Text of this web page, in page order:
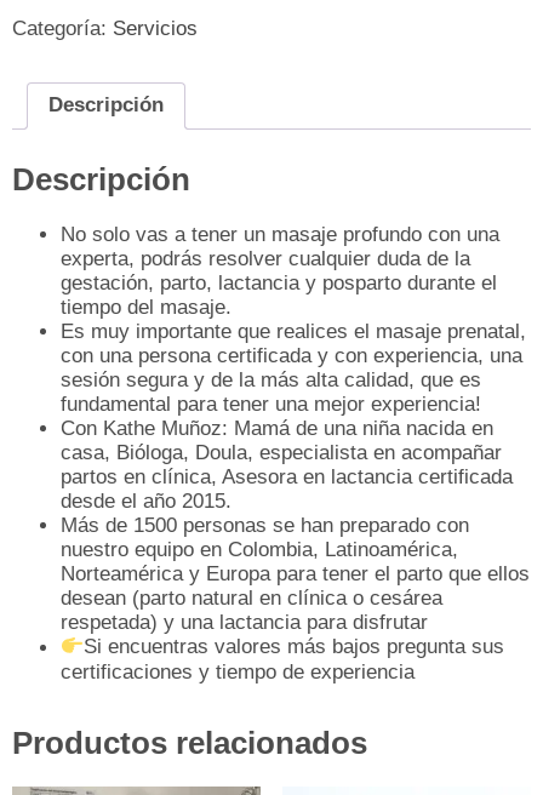
Categoría: Servicios
Descripción
Descripción
No solo vas a tener un masaje profundo con una
experta, podrás resolver cualquier duda de la
gestación, parto, lactancia y posparto durante el
tiempo del masaje.
Es muy importante que realices el masaje prenatal,
con una persona certificada y con experiencia, una
sesión segura y de la más alta calidad, que es
fundamental para tener una mejor experiencia!
Con Kathe Muñoz: Mamá de una niña nacida en
casa, Bióloga, Doula, especialista en acompañar
partos en clínica, Asesora en lactancia certificada
desde el año 2015.
Más de 1500 personas se han preparado con
nuestro equipo en Colombia, Latinoamérica,
Norteamérica y Europa para tener el parto que ellos
desean (parto natural en clínica o cesárea
respetada) y una lactancia para disfrutar
Si encuentras valores más bajos pregunta sus
certificaciones y tiempo de experiencia
Productos relacionados